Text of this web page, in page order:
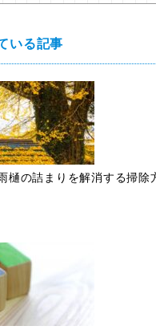
いる記事
樋の詰まりを解消する掃除